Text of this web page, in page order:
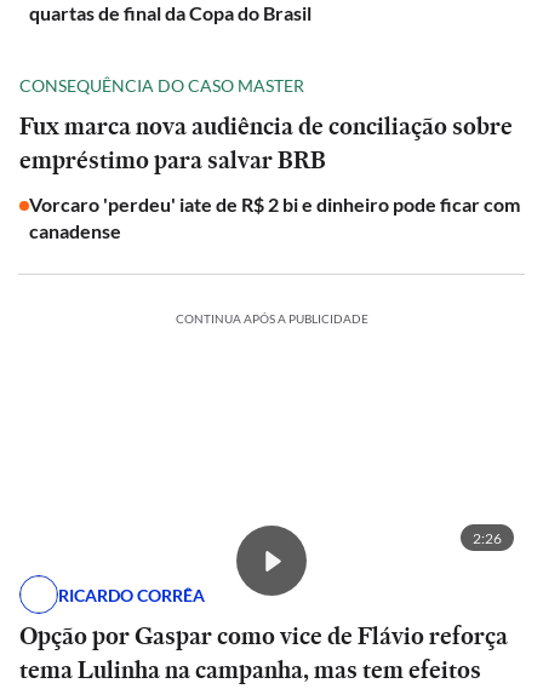
quartas de final da Copa do Brasil
CONSEQUÊNCIA DO CASO MASTER
Fux marca nova audiência de conciliação sobre
empréstimo para salvar BRB
Vorcaro 'perdeu' iate de R$ 2 bi e dinheiro pode ficar com
canadense
CONTINUA APÓS A PUBLICIDADE
2:26
RICARDO CORRÊA
Opção por Gaspar como vice de Flávio reforça
tema Lulinha na campanha, mas tem efeitos